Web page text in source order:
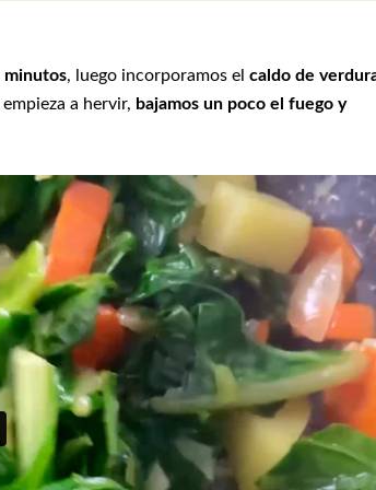
minutos, luego incorporamos el caldo de
a hervir, bajamos un poco el fuego y